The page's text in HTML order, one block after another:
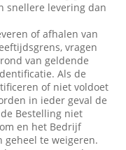
snellere levering dan
of afhalen van
vragen
van geldende
Als de
of niet voldoet
in ieder geval de
Bestelling niet
en het Bedrijf
geheel te weigeren.